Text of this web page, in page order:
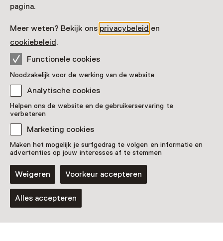
pagina.
Meer weten? Bekijk ons privacybeleid en
cookiebeleid.
Functionele cookies
Noodzakelijk voor de werking van de website
Analytische cookies
Helpen ons de website en de gebruikerservaring te
verbeteren
Marketing cookies
Maken het mogelijk je surfgedrag te volgen en informatie en
advertenties op jouw interesses af te stemmen
Weigeren Voorkeur accepteren
Alles accepteren
Audiotour
Ga op avontuur met Rembrandts
hondje Kwast
Workshop
Dagelijkse ets- en
verfdemonstraties
Voor 0 t/m 18 jaar en volwassenen